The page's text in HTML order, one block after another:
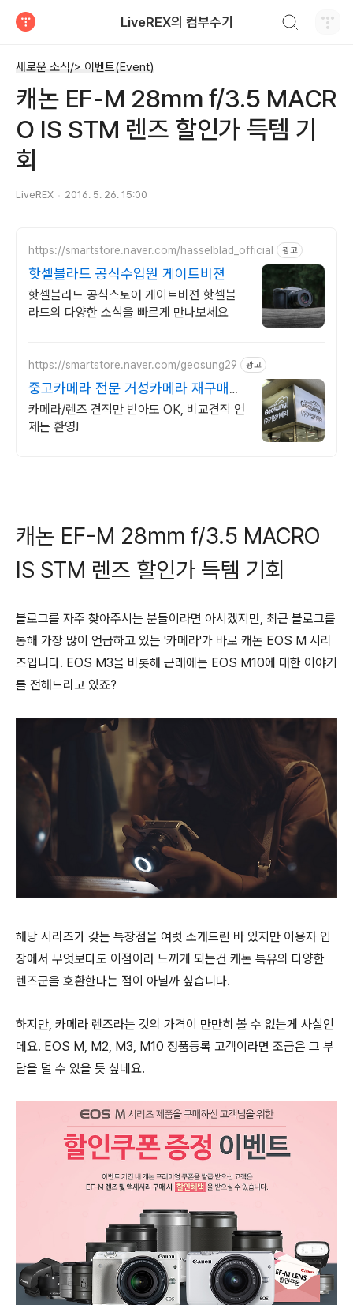
LiveREX의 컴부수기
새로운 소식/> 이벤트(Event)
캐논 EF-M 28mm f/3.5 MACR
O IS STM 렌즈 할인가 득템 기
회
LiveREX 2016. 5. 26. 15:00
https://smartstore.naver.com/hasselblad_official 광고
핫셀블라드 공식수입원 게이트비젼
핫셀블라드 공식스토어 게이트비젼 핫셀블
라드의 다양한 소식을 빠르게 만나보세요
https://smartstore.naver.com/geosung29 광고
중고카메라 전문 거성카메라 재구매율
높은 매장!
카메라/렌즈 견적만 받아도 OK, 비교견적 언
제든 환영!
캐논 EF-M 28mm f/3.5 MACRO
IS STM 렌즈 할인가 득템 기회
블로그를 자주 찾아주시는 분들이라면 아시겠지만, 최근 블로그를
통해 가장 많이 언급하고 있는 '카메라'가 바로 캐논 EOS M 시리
즈입니다. EOS M3을 비롯해 근래에는 EOS M10에 대한 이야기
를 전해드리고 있죠?
해당 시리즈가 갖는 특장점을 여럿 소개드린 바 있지만 이용자 입
장에서 무엇보다도 이점이라 느끼게 되는건 캐논 특유의 다양한
렌즈군을 호환한다는 점이 아닐까 싶습니다.
하지만, 카메라 렌즈라는 것의 가격이 만만히 볼 수 없는게 사실인
데요. EOS M, M2, M3, M10 정품등록 고객이라면 조금은 그 부
담을 덜 수 있을 듯 싶네요.